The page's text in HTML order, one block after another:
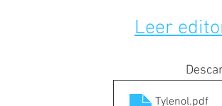
Leer
Tylenol.pdf